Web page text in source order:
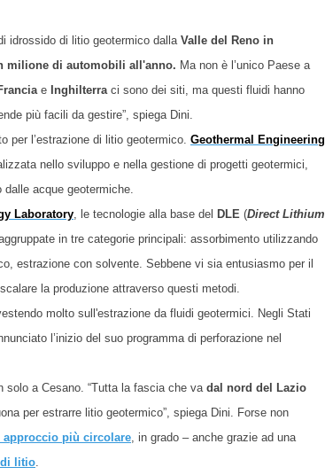
idrossido di litio geotermico dalla Valle del Reno in
milione di automobili all'anno. Ma non è l’unico Paese a
e Inghilterraci sono dei siti, maquesti fluidi hanno
più facili da gestire”, spiegaDini.
per l’estrazione di litio geotermico. Geothermal Engineering
nello sviluppo e nella gestione di progetti geotermici,
acque geotermiche.
Laboratory, le tecnologie alla base del DLE (Direct Lithium
in tre categorie principali: assorbimento utilizzando
estrazione con solvente. Sebbene vi sia entusiasmo per il
la produzione attraverso questi metodi.
molto sull'estrazione da fluidi geotermici. Negli Stati
l’inizio del suo programma di perforazione nel
solo aCesano. “Tutta la fascia che va dal nord del Lazio
per estrarre litio geotermico”, spiega Dini. Forse non
approccio più circolare, in grado – anche grazie ad una
litio.